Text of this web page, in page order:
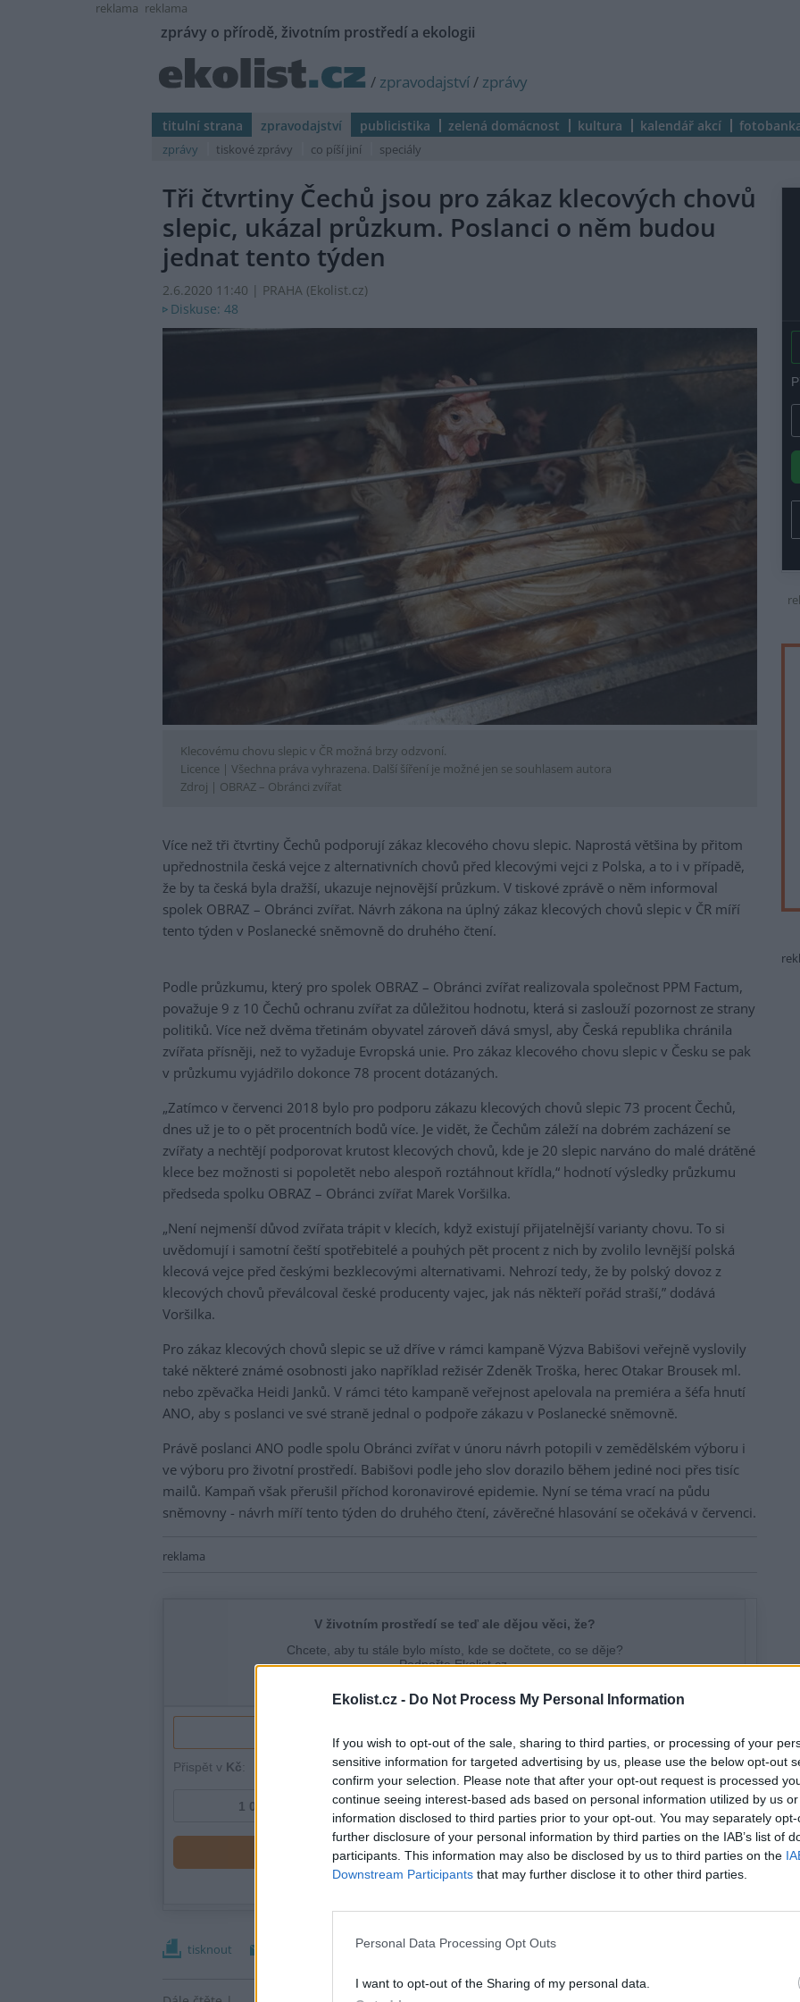
Ekolist.cz - Do Not Process My Personal Information
If you wish to opt-out of the sale, sharing to third parties, or processing of your
sensitive information for targeted advertising by us, please use the below opt-out
confirm your selection. Please note that after your opt-out request is processed
continue seeing interest-based ads based on personal information utilized by us
information disclosed to third parties prior to your opt-out. You may separately
further disclosure of your personal information by third parties on the IAB’s list of
participants. This information may also be disclosed by us to third parties on the
Downstream Participants that may further disclose it to other third parties.
Personal Data Processing Opt Outs
I want to opt-out of the Sharing of my personal data.
reklama reklama
zprávy o přírodě, životním prostředí a ekologii
/ zpravodajství/ zprávy
titulní strana zpravodajství publicistika zelená domácnost kultura kalendář akcí
zprávy tiskové zprávy co píší jiní speciály
Tři čtvrtiny Čechů jsou pro zákaz klecových chovů
slepic, ukázal průzkum. Poslanci o něm budou
jednat tento týden
2.6.2020 11:40 | PRAHA (Ekolist.cz)
Diskuse: 48
Klecovému chovu slepic v ČR možná brzy odzvoní.
Licence | Všechna práva vyhrazena. Další šíření je možné jen se souhlasem autora
Zdroj | OBRAZ – Obránci zvířat
Více než tři čtvrtiny Čechů podporují zákaz klecového chovu slepic. Naprostá většina by přitom
upřednostnila česká vejce z alternativních chovů před klecovými vejci z Polska, a to i v případě,
že by ta česká byla dražší, ukazuje nejnovější průzkum. V tiskové zprávě o něm informoval
spolek OBRAZ – Obránci zvířat. Návrh zákona na úplný zákaz klecových chovů slepic v ČR míří
tento týden v Poslanecké sněmovně do druhého čtení.
Podle průzkumu, který pro spolek OBRAZ – Obránci zvířat realizovala společnost PPM Factum,
považuje 9 z 10 Čechů ochranu zvířat za důležitou hodnotu, která si zaslouží pozornost ze strany
politiků. Více než dvěma třetinám obyvatel zároveň dává smysl, aby Česká republika chránila
zvířata přísněji, než to vyžaduje Evropská unie. Pro zákaz klecového chovu slepic v Česku se pak
v průzkumu vyjádřilo dokonce 78 procent dotázaných.
„Zatímco v červenci 2018 bylo pro podporu zákazu klecových chovů slepic 73 procent Čechů,
dnes už je to o pět procentních bodů více. Je vidět, že Čechům záleží na dobrém zacházení se
zvířaty a nechtějí podporovat krutost klecových chovů, kde je 20 slepic narváno do malé drátěné
klece bez možnosti si popoletět nebo alespoň roztáhnout křídla,“ hodnotí výsledky průzkumu
předseda spolku OBRAZ – Obránci zvířat Marek Voršilka.
„Není nejmenší důvod zvířata trápit v klecích, když existují přijatelnější varianty chovu. To si
uvědomují i samotní čeští spotřebitelé a pouhých pět procent z nich by zvolilo levnější polská
klecová vejce před českými bezklecovými alternativami. Nehrozí tedy, že by polský dovoz z
klecových chovů převálcoval české producenty vajec, jak nás někteří pořád straší,” dodává
Voršilka.
Pro zákaz klecových chovů slepic se už dříve v rámci kampaně Výzva Babišovi veřejně vyslovily
také některé známé osobnosti jako například režisér Zdeněk Troška, herec Otakar Brousek ml.
nebo zpěvačka Heidi Janků. V rámci této kampaně veřejnost apelovala na premiéra a šéfa hnutí
ANO, aby s poslanci ve své straně jednal o podpoře zákazu v Poslanecké sněmovně.
Právě poslanci ANO podle spolu Obránci zvířat v únoru návrh potopili v zemědělském výboru i
ve výboru pro životní prostředí. Babišovi podle jeho slov dorazilo během jediné noci přes tisíc
mailů. Kampaň však přerušil příchod koronavirové epidemie. Nyní se téma vrací na půdu
sněmovny - návrh míří tento týden do druhého čtení, závěrečné hlasování se očekává v červenci.
reklama
tisknout